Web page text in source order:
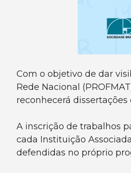
Com o objetivo de dar
Rede Nacional
reconhecerá dissertações
A inscrição de trabalhos
cada Instituição
defendidas no próprio